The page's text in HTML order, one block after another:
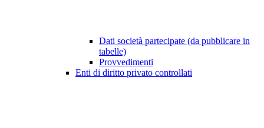
Dati società partecipate (da pubblicare in
tabelle)
Provvedimenti
Enti di diritto privato controllati